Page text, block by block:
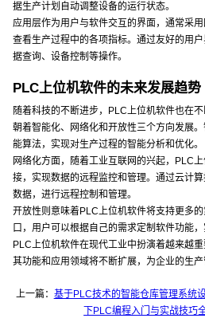
据生产计划自动调整设备的运行状态。
应用层作为用户与软件交互的界面，通常采
查看生产过程中的各项指标。通过友好的用
据查询、设备控制等操作。
PLC上位机软件的未来发展趋势
随着科技的不断进步，PLC上位机软件也在
朝着智能化、网络化和开放性三个方向发展
能算法，实现对生产过程的智能分析和优化。
网络化方面，随着工业互联网的兴起，PLC
接，实现数据的远程监控和管理。通过云计
数据，进行远程控制和管理。
开放性则意味着PLC上位机软件将支持更多
口，用户可以根据自己的需求定制软件功能，
PLC上位机软件在现代工业中扮演着越来越
其功能和应用领域将不断扩展，为企业的生产
上一篇： 基于PLC技术的智能仓库管理系统
下PLC编程入门与实战技巧